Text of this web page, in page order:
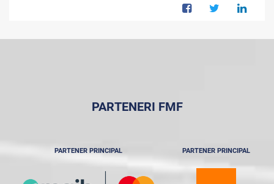
PARTENERI FMF
PARTENER PRINCIPAL PARTENER PRINCIPAL